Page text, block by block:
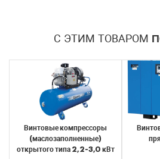
С ЭТИМ ТОВАРОМ
Винтовые компрессоры
(маслозаполненные)
открытого типа 2,2-3,0 кВт
персональных данных
Отправить